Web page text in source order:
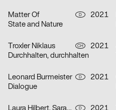
Matter Of D
2021
State and Nature
Troxler Niklaus CH
2021
Durchhalten, durchhalten
Leonard Burmeister D
2021
Dialogue
D